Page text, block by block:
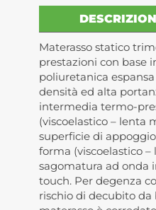
Materasso statico
prestazioni con base
poliuretanica
densità ed alta
intermedia termo-
(viscoelastico – lenta
superficie di
forma (viscoelastico
sagomatura ad onda
touch. Per degenza
rischio di decubito da